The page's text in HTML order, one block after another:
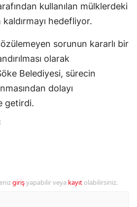
kullanılan mülklerdeki
hedefliyor.
sorunun kararlı bir
olarak
Belediyesi, sürecin
dolayı
getirdi.
girişyapabilir veya kayıt olabilirsiniz.